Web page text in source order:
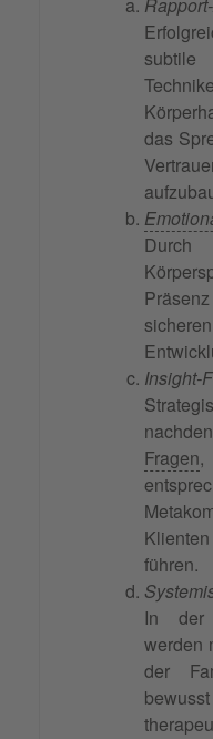
das
Insight-
Fragen,
führen.
In der
werden
der